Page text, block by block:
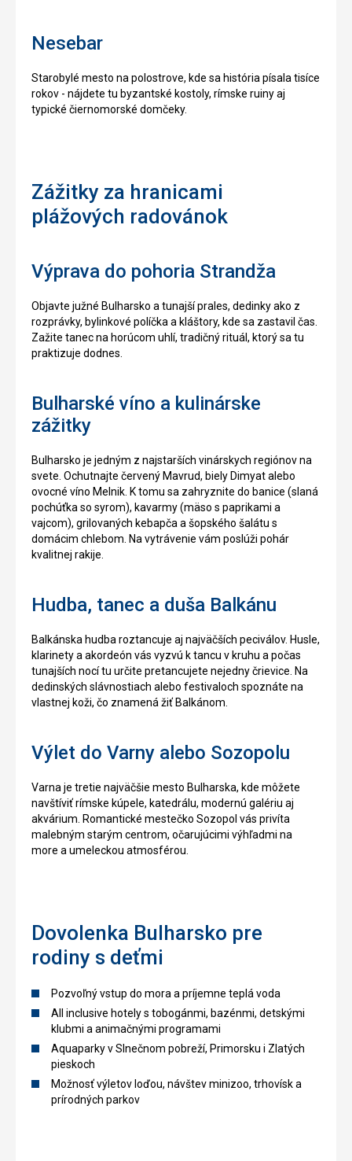
Nesebar
Starobylé mesto na polostrove, kde sa história písala tisíce
rokov - nájdete tu byzantské kostoly, rímske ruiny aj
typické čiernomorské domčeky.
Zážitky za hranicami
plážových radovánok
Výprava do pohoria Strandža
Objavte južné Bulharsko a tunajší prales, dedinky ako z
rozprávky, bylinkové políčka a kláštory, kde sa zastavil čas.
Zažite tanec na horúcom uhlí, tradičný rituál, ktorý sa tu
praktizuje dodnes.
Bulharské víno a kulinárske
zážitky
Bulharsko je jedným z najstarších vinárskych regiónov na
svete. Ochutnajte červený Mavrud, biely Dimyat alebo
ovocné víno Melnik. K tomu sa zahryznite do banice (slaná
pochúťka so syrom), kavarmy (mäso s paprikami a
vajcom), grilovaných kebapča a šopského šalátu s
domácim chlebom. Na vytrávenie vám poslúži pohár
kvalitnej rakije.
Hudba, tanec a duša Balkánu
Balkánska hudba roztancuje aj najväčších peciválov. Husle,
klarinety a akordeón vás vyzvú k tancu v kruhu a počas
tunajších nocí tu určite pretancujete nejedny črievice. Na
dedinských slávnostiach alebo festivaloch spoznáte na
vlastnej koži, čo znamená žiť Balkánom.
Výlet do Varny alebo Sozopolu
Varna je tretie najväčšie mesto Bulharska, kde môžete
navštíviť rímske kúpele, katedrálu, modernú galériu aj
akvárium. Romantické mestečko Sozopol vás privíta
malebným starým centrom, očarujúcimi výhľadmi na
more a umeleckou atmosférou.
Dovolenka Bulharsko pre
rodiny s deťmi
Pozvoľný vstup do mora a príjemne teplá voda
All inclusive hotely s tobogánmi, bazénmi, detskými
klubmi a animačnými programami
Aquaparky v Slnečnom pobreží, Primorsku i Zlatých
pieskoch
Možnosť výletov loďou, návštev minizoo, trhovísk a
prírodných parkov